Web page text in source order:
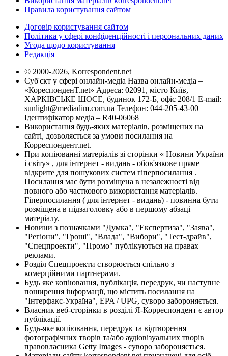
Правила користування сайтом
Договір користування сайтом
Політика у сфері конфіденційності і персональних даних
Угода щодо користування
Редакція
© 2000-2026, Korrespondent.net
Суб'єкт у сфері онлайн-медіа Назва онлайн-медіа –
«КореспонденТ.net» Адреса: 02091, місто Київ,
ХАРКІВСЬКЕ ШОСЕ, будинок 172-Б, офіс 208/1 E-mail:
sunlight@mediadim.com.ua Телефон: 044-205-43-00
Ідентифікатор медіа – R40-06068
Використання будь-яких матеріалів, розміщених на
сайті, дозволяється за умови посилання на
Корреспондент.net.
При копіюванні матеріалів зі сторінки « Новини України
і світу» , для інтернет - видань - обов'язкове пряме
відкрите для пошукових систем гіперпосилання .
Посилання має бути розміщена в незалежності від
повного або часткового використання матеріалів.
Гіперпосилання ( для інтернет - видань) - повинна бути
розміщена в підзаголовку або в першому абзаці
матеріалу.
Новини з позначками "Думка", "Експертиза", "Заява",
"Регіони", "Гроші", "Влада", "Вибори", "Тест-драйв",
"Спецпроекти", "Промо" публікуються на правах
реклами.
Розділ Спецпроекти створюється спільно з
комерційними партнерами.
Будь яке копіювання, публікація, передрук, чи наступне
поширення інформації, що містить посилання на
"Інтерфакс-Україна", EPA / UPG, суворо забороняється.
Власник веб-сторінки в розділі Я-Корреспондент є автор
публікації.
Будь-яке копіювання, передрук та відтворення
фотографічних творів та/або аудіовізуальних творів
правовласника Getty Images - суворо забороняється.